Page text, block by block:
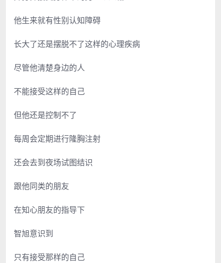
他生来就有性别认知障碍
长大了还是摆脱不了这样的心理疾病
尽管他清楚身边的人
不能接受这样的自己
但他还是控制不了
每周会定期进行隆胸注射
还会去到夜场试图结识
跟他同类的朋友
在知心朋友的指导下
智旭意识到
只有接受那样的自己